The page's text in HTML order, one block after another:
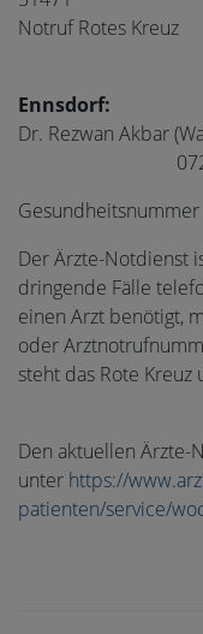
Notruf
Ennsdorf:
Dr. Rezwan Akbar
07223/
Der Ärzte-Notdienst
dringende Fälle
einen Arzt benötigt,
oder
steht das Rote
Den aktuellen Ärzte-
unter https://
patienten/service/